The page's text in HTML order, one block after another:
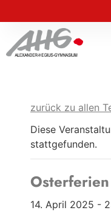
zurück zu allen
Diese
stattgefunden.
Osterferien
14. April 2025 -